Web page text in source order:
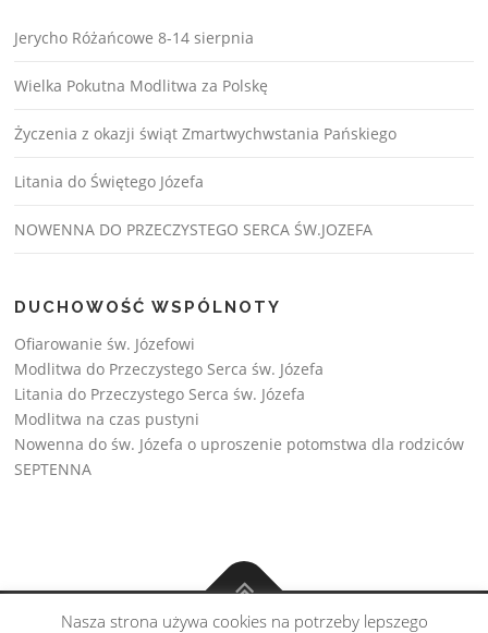
Jerycho Różańcowe 8-14 sierpnia
Wielka Pokutna Modlitwa za Polskę
Życzenia z okazji świąt Zmartwychwstania Pańskiego
Litania do Świętego Józefa
NOWENNA DO PRZECZYSTEGO SERCA ŚW.JOZEFA
DUCHOWOŚĆ WSPÓLNOTY
Ofiarowanie św. Józefowi
Modlitwa do Przeczystego Serca św. Józefa
Litania do Przeczystego Serca św. Józefa
Modlitwa na czas pustyni
Nowenna do św. Józefa o uproszenie potomstwa dla rodziców
SEPTENNA
Nasza strona używa cookies na potrzeby lepszego